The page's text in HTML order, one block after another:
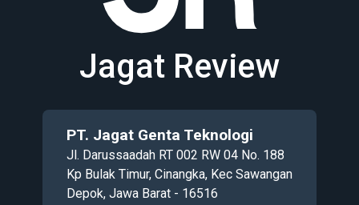
Jagat Review
PT. Jagat Genta Teknologi
Jl. Darussaadah RT 002 RW 04 No. 188
Kp Bulak Timur, Cinangka, Kec Sawangan
Depok, Jawa Barat - 16516